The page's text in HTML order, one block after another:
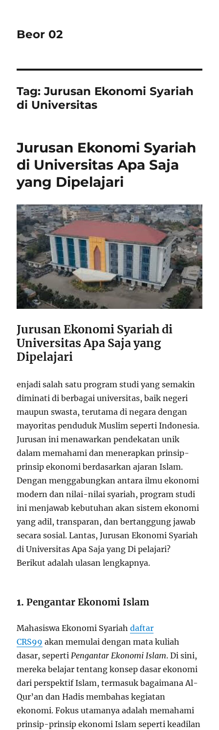
Beor 02
Tag:Jurusan Ekonomi Syariah
di Universitas
Jurusan Ekonomi Syariah
di Universitas Apa Saja
yang Dipelajari
Jurusan Ekonomi Syariah di
Universitas Apa Saja yang
Dipelajari
enjadi salah satu program studi yang semakin
diminati di berbagai universitas, baik negeri
maupun swasta, terutama di negara dengan
mayoritas penduduk Muslim seperti Indonesia.
Jurusan ini menawarkan pendekatan unik
dalam memahami dan menerapkan prinsip-
prinsip ekonomi berdasarkan ajaran Islam.
Dengan menggabungkan antara ilmu ekonomi
modern dan nilai-nilai syariah, program studi
ini menjawab kebutuhan akan sistem ekonomi
yang adil, transparan, dan bertanggung jawab
secara sosial. Lantas, Jurusan Ekonomi Syariah
di Universitas Apa Saja yang Di pelajari?
Berikut adalah ulasan lengkapnya.
1.Pengantar Ekonomi Islam
Mahasiswa Ekonomi Syariahdaftar
CRS99 akan memulai dengan mata kuliah
dasar, sepertiPengantar Ekonomi Islam. Di sini,
mereka belajar tentang konsep dasar ekonomi
dari perspektif Islam, termasuk bagaimana Al-
Qur’an dan Hadis membahas kegiatan
ekonomi. Fokus utamanya adalah memahami
prinsip-prinsip ekonomi Islam seperti keadilan